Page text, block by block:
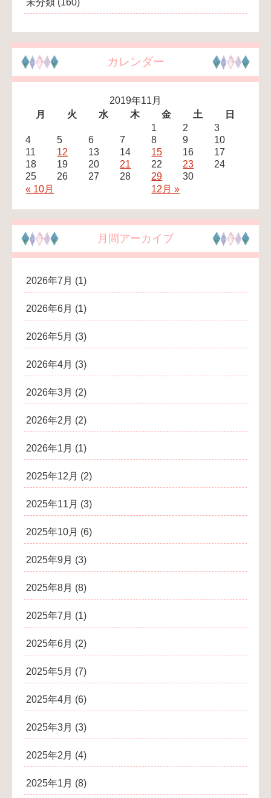
カレンダー
2019年11月
月
火 水 木 金 土 日
« 10月 12月 »
1 2
3
4
5 6 7 8 9
10
11
12 13 14 15 16
17
18
19 20 21 22 23
24
25
26 27 28 29 30
月間アーカイブ
2026年7月 (1)
2026年6月 (1)
2026年5月 (3)
2026年4月 (3)
2026年3月 (2)
2026年2月 (2)
2026年1月 (1)
2025年12月 (2)
2025年11月 (3)
2025年10月 (6)
2025年9月 (3)
2025年8月 (8)
2025年7月 (1)
2025年6月 (2)
2025年5月 (7)
2025年4月 (6)
2025年3月 (3)
2025年2月 (4)
2025年1月 (8)